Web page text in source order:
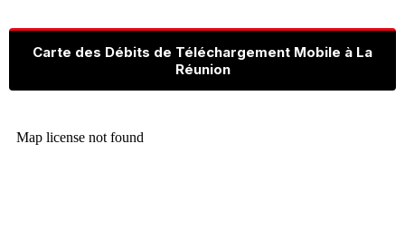
Carte des Débits de Téléchargement Mobile à La
Réunion